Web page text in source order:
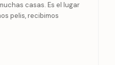
casas. Es el lugar
pelis, recibimos